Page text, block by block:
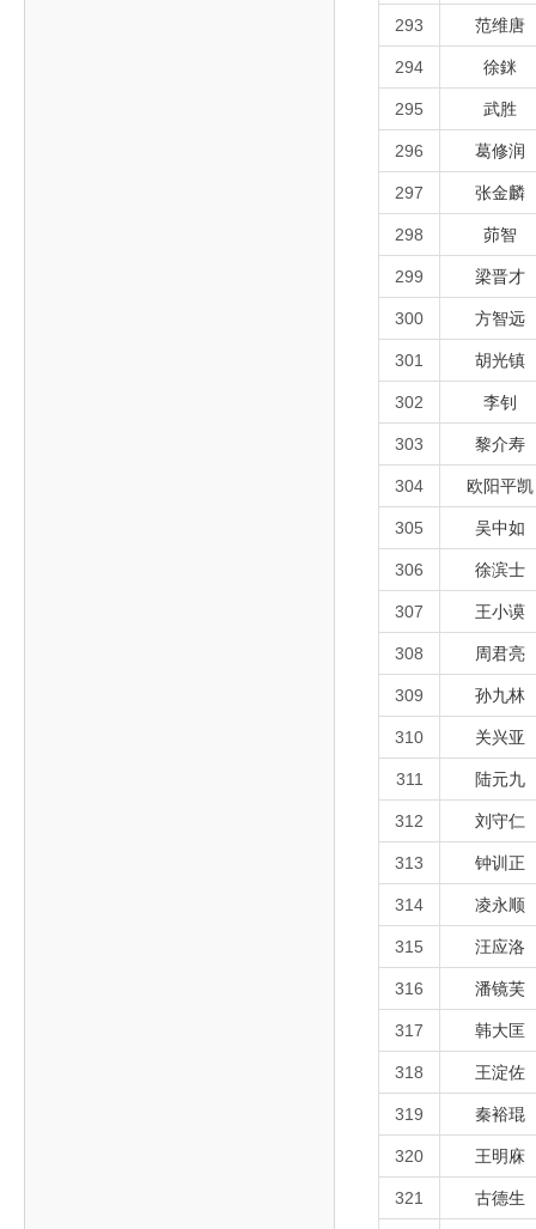
293 范维唐
294 徐銤
295 武胜
296 葛修润
297 张金麟
298 茆智
299 梁晋才
300 方智远
301 胡光镇
302 李钊
303 黎介寿
304 欧阳平凯
305 吴中如
306 徐滨士
307 王小谟
308 周君亮
309 孙九林
310 关兴亚
311 陆元九
312 刘守仁
313 钟训正
314 凌永顺
315 汪应洛
316 潘镜芙
317 韩大匡
318 王淀佐
319 秦裕琨
320 王明庥
321 古德生